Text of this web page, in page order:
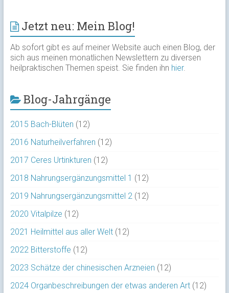
Jetzt neu: Mein Blog!
Ab sofort gibt es auf meiner Website auch einen Blog, der
sich aus meinen monatlichen Newslettern zu diversen
heilpraktischen Themen speist. Sie finden ihn hier.
Blog-Jahrgänge
2015 Bach-Blüten (12)
2016 Naturheilverfahren (12)
2017 Ceres Urtinkturen (12)
2018 Nahrungsergänzungsmittel 1 (12)
2019 Nahrungsergänzungsmittel 2 (12)
2020 Vitalpilze (12)
2021 Heilmittel aus aller Welt(12)
2022 Bitterstoffe (12)
2023 Schätze der chinesischen Arzneien (12)
2024 Organbeschreibungen der etwas anderen Art(12)